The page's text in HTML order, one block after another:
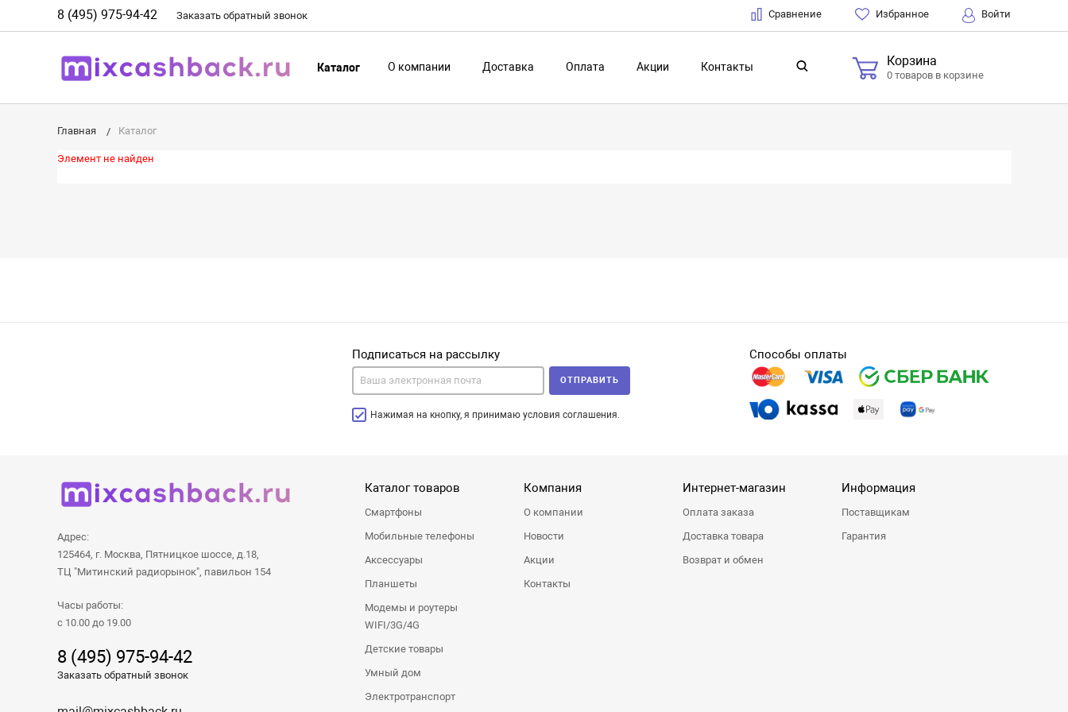
8 (495) 975-94-42 Заказать обратный звонок Сравнение Избранное Войти
Каталог О компании Доставка Оплата Акции Контакты Корзина
0 товаров в корзине
Главная Каталог
Элемент не найден
Подписаться на рассылку
Нажимая на кнопку, я принимаю условия соглашения.
ОТПРАВИТЬ
Способы оплаты
Адрес:
125464, г. Москва, Пятницкое шоссе, д.18,
ТЦ "Митинский радиорынок", павильон 154
Часы работы:
с 10.00 до 19.00
8 (495) 975-94-42
Заказать обратный звонок
Каталог товаров
Смартфоны
Мобильные телефоны
Аксессуары
Планшеты
Модемы и роутеры
WIFI/3G/4G
Детские товары
Умный дом
Электротранспорт
Компания
О компании
Новости
Акции
Контакты
Интернет-магазин
Оплата заказа
Доставка товара
Возврат и обмен
Информация
Поставщикам
Гарантия